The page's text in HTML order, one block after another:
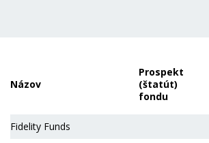
Názov
Prospekt
(štatút)
fondu
Fidelity Funds